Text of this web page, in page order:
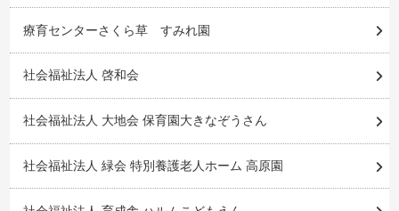
療育センターさくら草 すみれ園
社会福祉法人 啓和会
社会福祉法人 大地会 保育園大きなぞうさん
社会福祉法人 緑会 特別養護老人ホーム 高原園